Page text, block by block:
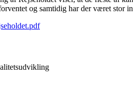
og samtidig har der været stor